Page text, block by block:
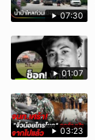
07:30
01:07
03:23